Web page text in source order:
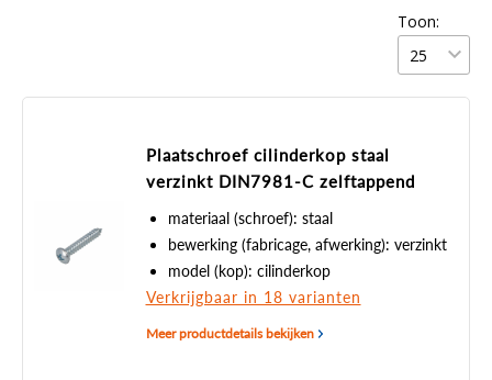
Toon:
Plaatschroef cilinderkop staal
verzinkt DIN7981-C zelftappend
materiaal (schroef): staal
bewerking (fabricage, afwerking): verzinkt
model (kop): cilinderkop
Verkrijgbaar in 18 varianten
Meer productdetails bekijken